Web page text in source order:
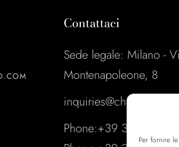
Per fornire
Contattaci
Sede legale: Milano -
Montenapoleone, 8
Phone:+39 349 437